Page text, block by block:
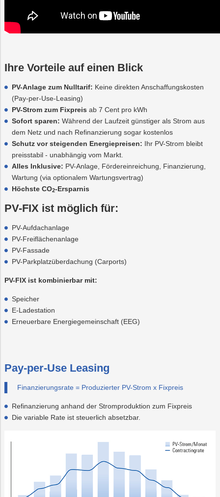
Ihre Vorteile auf einen Blick
PV-Anlage zum Nulltarif: Keine direkten Anschaffungskosten
(Pay-per-Use-Leasing)
PV-Strom zum Fixpreis ab 7 Cent pro kWh
Sofort sparen: Während der Laufzeit günstiger als Strom aus
dem Netz und nach Refinanzierung sogar kostenlos
Schutz vor steigenden Energiepreisen: Ihr PV-Strom bleibt
preisstabil - unabhängig vom Markt.
Alles Inklusive: PV-Anlage, Fördereinreichung, Finanzierung,
Wartung (via optionalem Wartungsvertrag)
Höchste CO2-Ersparnis
PV-FIX ist möglich für:
PV-Aufdachanlage
PV-Freiflächenanlage
PV-Fassade
PV-Parkplatzüberdachung (Carports)
PV-FIX ist kombinierbar mit:
Speicher
E-Ladestation
Erneuerbare Energiegemeinschaft (EEG)
Pay-per-Use Leasing
Finanzierungsrate = Produzierter PV-Strom x Fixpreis
Refinanzierung anhand der Stromproduktion zum Fixpreis
Die variable Rate ist steuerlich absetzbar.